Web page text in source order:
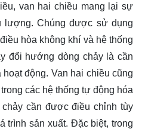
van hai chiều mang lại sự
lượng. Chúng được sử dụng
hòa không khí và hệ thống
đổi hướng dòng chảy là cần
động. Van hai chiều cũng
các hệ thống tự động hóa
cần được điều chỉnh tùy
trình sản xuất. Đặc biệt, trong